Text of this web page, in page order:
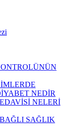
NEDİR
NELERİ
SAĞLIK